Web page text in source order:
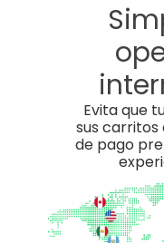
Evita que
sus
de pago